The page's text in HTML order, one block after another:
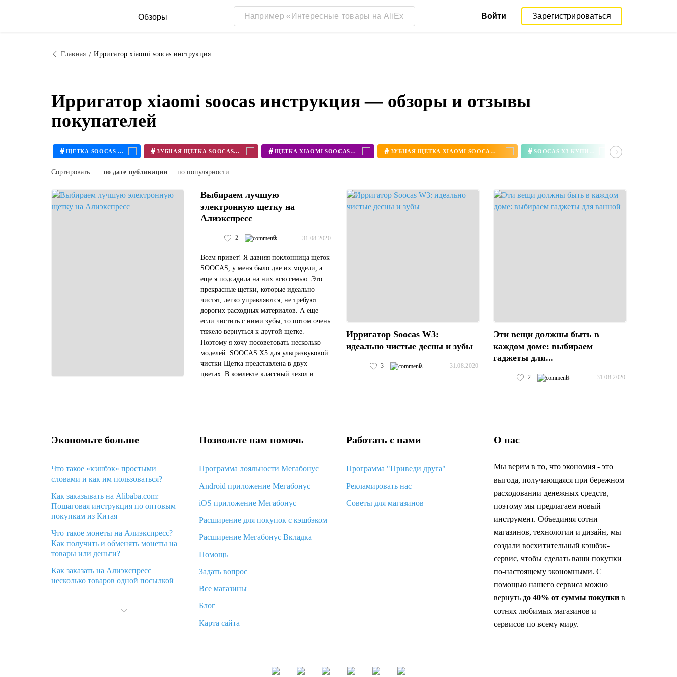
Обзоры Войти Зарегистрироваться
Главная Ирригатор xiaomi soocas инструкция
Ирригатор xiaomi soocas инструкция — обзоры и отзывы
покупателей
# ЩЕТКА SOOCAS X3 # ЗУБНАЯ ЩЕТКА SOOCAS X3 # ЩЕТКА XIAOMI SOOCAS X3 # ЗУБНАЯ ЩЕТКА XIAOMI SOOCAS X3 # SOOCAS X3 КУПИТЬ #
Сортировать: по дате публикации по популярности
Выбираем лучшую
электронную щетку на
Алиэкспресс
2 0 31.08.2020
Всем привет! Я давняя поклонница щеток
SOOCAS, у меня было две их модели, а
еще я подсадила на них всю семью. Это
прекрасные щетки, которые идеально
чистят, легко управляются, не требуют
дорогих расходных материалов. А еще
если чистить с ними зубы, то потом очень
тяжело вернуться к другой щетке.
Поэтому я хочу посоветовать несколько
моделей. SOOCAS X5 для ультразвуковой
чистки Щетка представлена в двух
цветах. В комлекте классный чехол и
Ирригатор Soocas W3:
идеально чистые десны и зубы
3 0 31.08.2020
Эти вещи должны быть в
каждом доме: выбираем
гаджеты для...
2 0 31.08.2020
Экономьте больше
Что такое «кэшбэк» простыми
словами и как им пользоваться?
Как заказывать на Alibaba.com:
Пошаговая инструкция по оптовым
покупкам из Китая
Что такое монеты на Алиэкспресс?
Как получить и обменять монеты на
товары или деньги?
Как заказать на Алиэкспресс
несколько товаров одной посылкой
Алиэкспресс и что делать?
Позвольте нам помочь
Программа лояльности Мегабонус
Android приложение Мегабонус
iOS приложение Мегабонус
Расширение для покупок с кэшбэком
Расширение Мегабонус Вкладка
Помощь
Задать вопрос
Все магазины
Блог
Карта сайта
Работать с нами
Программа "Приведи друга"
Рекламировать нас
Советы для магазинов
О нас
Мы верим в то, что экономия - это
выгода, получающаяся при бережном
расходовании денежных средств,
поэтому мы предлагаем новый
инструмент. Объединяя сотни
магазинов, технологии и дизайн, мы
создали восхитительный кэшбэк-
сервис, чтобы сделать ваши покупки
по-настоящему экономными. С
помощью нашего сервиса можно
вернуть до 40% от суммы покупкив
сотнях любимых магазинов и
сервисов по всему миру.